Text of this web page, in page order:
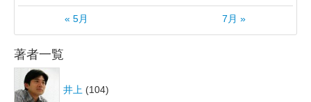
« 5月 7月 »
著者一覧
井上 (104)